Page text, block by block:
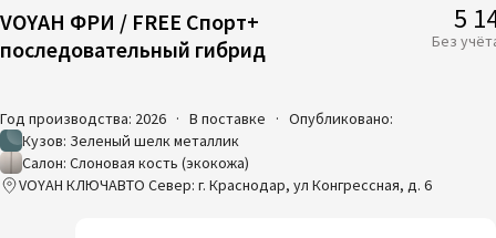
VOYAH ФРИ / FREE Спорт+
последовательный гибрид
Год производства: 2026 · В поставке · Опубликовано:
Кузов: Зеленый шелк металлик
Салон: Слоновая кость (экокожа)
VOYAH КЛЮЧАВТО Север: г. Краснодар, ул Конгрессная, д. 6
5
Без